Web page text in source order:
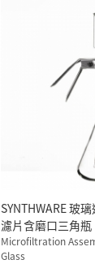
SYNTHWARE 玻
濾片含磨口三角瓶
Microfiltration
Glass